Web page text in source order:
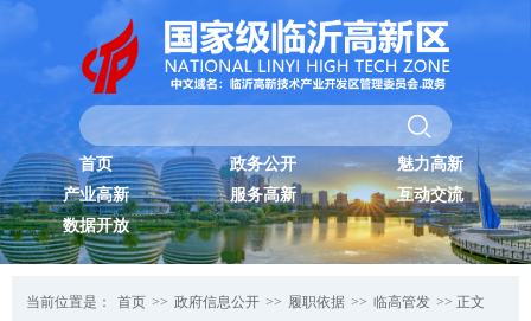
首页 政务公开
魅力高新
产业高新
服务高新
互动交流
数据开放
当前位置是： 首页 >> 政府信息公开 >> 履职依据 >> 临高管发 >> 正文